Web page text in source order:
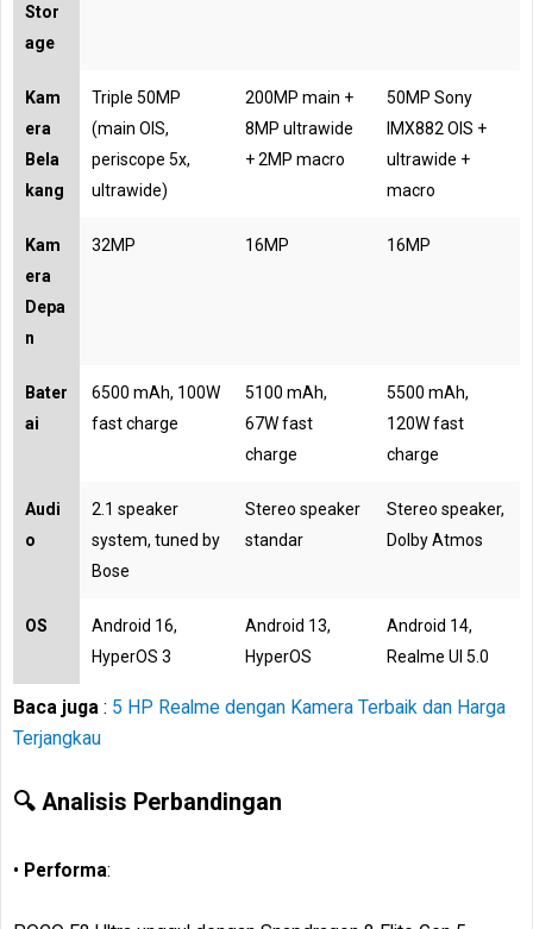
Stor
age
Kam
era
Bela
kang
Triple 50MP
(main OIS,
periscope 5x,
ultrawide)
200MP main +
8MP ultrawide
+ 2MP macro
50MP Sony
IMX882 OIS +
ultrawide +
macro
Kam
era
Depa
n
32MP 16MP 16MP
Bater
ai
6500 mAh, 100W
fast charge
5100 mAh,
67W fast
charge
5500 mAh,
120W fast
charge
Audi
o
2.1 speaker
system, tuned by
Bose
Stereo speaker
standar
Stereo speaker,
Dolby Atmos
OS
Android 16,
HyperOS 3
Android 13,
HyperOS
Android 14,
Realme UI 5.0
Baca juga : 5 HP Realme dengan Kamera Terbaik dan Harga
Terjangkau
🔍 Analisis Perbandingan
• Performa: